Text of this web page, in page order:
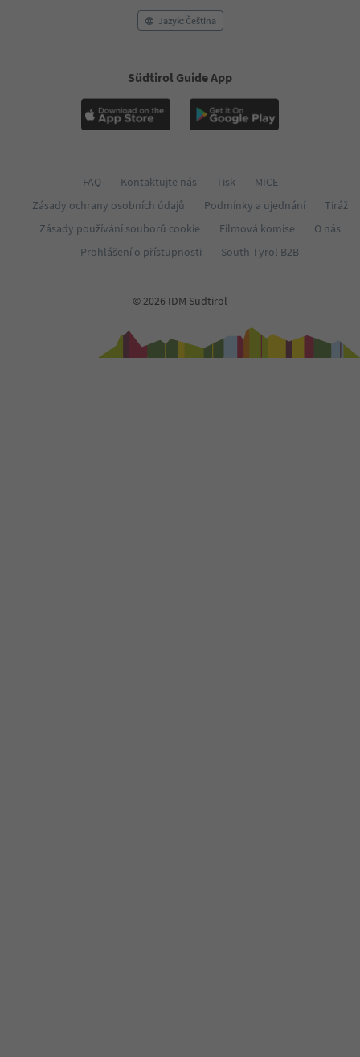
Jazyk: Čeština
Südtirol Guide App
FAQ Kontaktujte nás Tisk
MICE
Zásady ochrany osobních údajů
Podmínky a ujednání
Tiráž
Zásady používání souborů cookie
Filmová komise
O nás
Prohlášení o přístupnosti
South Tyrol B2B
© 2026 IDM Südtirol